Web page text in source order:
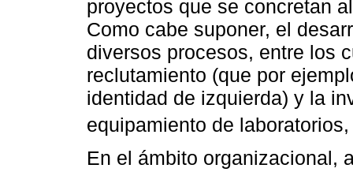
proyectos que se concretan
Como cabe suponer, el
diversos procesos, entre los
reclutamiento (que por
identidad de izquierda) y la
equipamiento de
En el ámbito organizacional,